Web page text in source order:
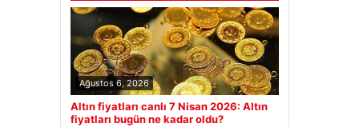
Ağustos 6, 2026
Altın fiyatları canlı 7 Nisan 2026: Altın
fiyatları bugün ne kadar oldu?